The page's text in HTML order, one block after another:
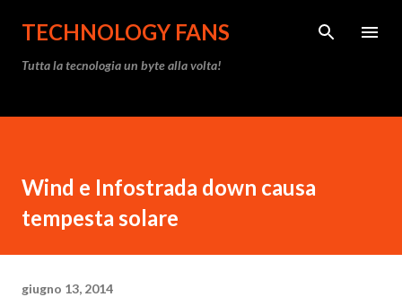
Passa ai contenuti principali
TECHNOLOGY FANS
Tutta la tecnologia un byte alla volta!
Wind e Infostrada down causa
tempesta solare
giugno 13, 2014